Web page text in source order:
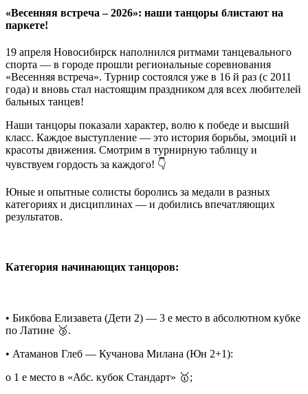
«Весенняя встреча – 2026»: наши танцоры блистают на
паркете!
19 апреля Новосибирск наполнился ритмами танцевального
спорта — в городе прошли региональные соревнования
«Весенняя встреча». Турнир состоялся уже в 16 й раз (с 2011
года) и вновь стал настоящим праздником для всех любителей
бальных танцев!
Наши танцоры показали характер, волю к победе и высший
класс. Каждое выступление — это история борьбы, эмоций и
красоты движения. Смотрим в турнирную таблицу и
чувствуем гордость за каждого! 👇
Юные и опытные солисты боролись за медали в разных
категориях и дисциплинах — и добились впечатляющих
результатов.
Категория начинающих танцоров:
• Бикбова Елизавета (Дети 2) — 3 е место в абсолютном кубке
по Латине 🥉.
• Атаманов Глеб — Кучанова Милана (Юн 2+1):
o 1 е место в «Абс. кубок Стандарт» 🥇;